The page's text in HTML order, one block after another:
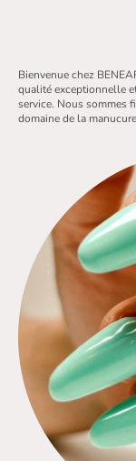
Bienvenue chez
qualité exceptionnelle
service. Nous sommes
domaine de la